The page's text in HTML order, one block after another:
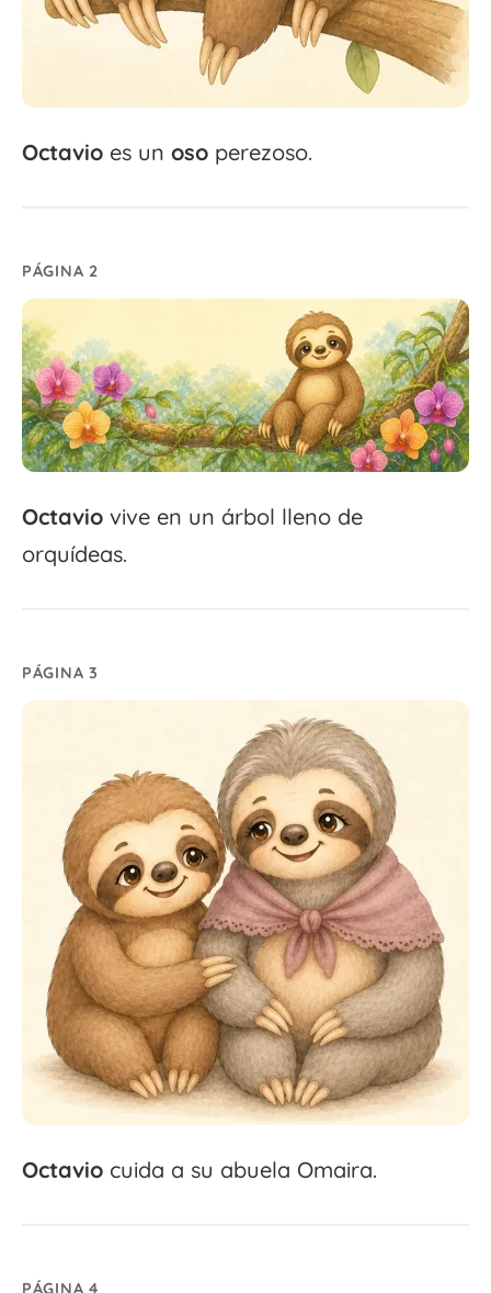
Octavio es un oso perezoso.
PÁGINA 2
Octavio vive en un árbol lleno de
orquídeas.
PÁGINA 3
Octavio cuida a su abuela Omaira.
PÁGINA 4